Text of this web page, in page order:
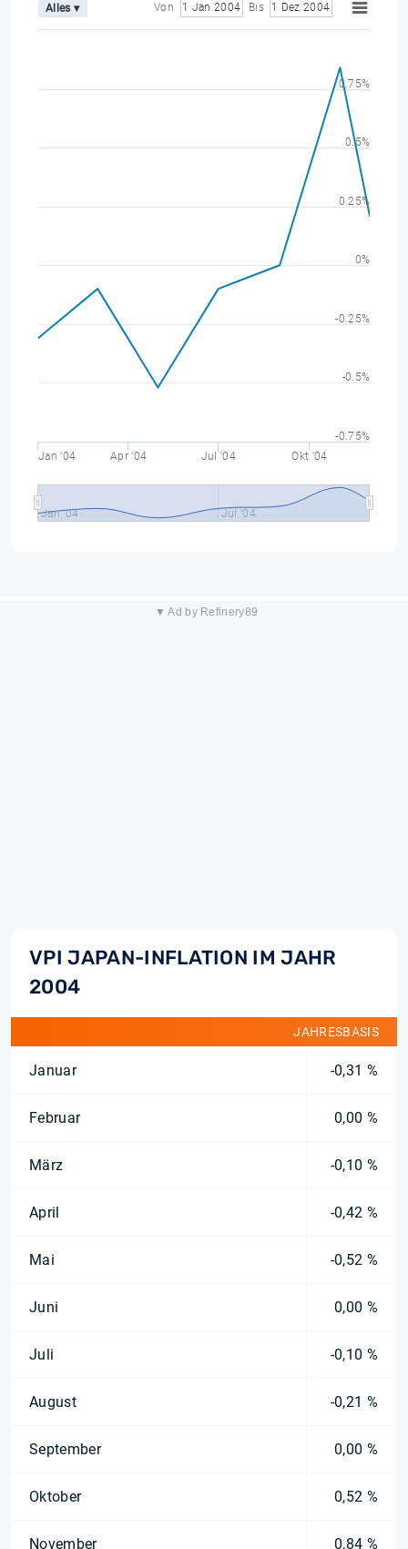
Alles ▾ Von 1 Jan 2004 Bis 1 Dez 2004
Jan '04 Apr '04 Jul '04 Okt '04
Jan '04 Jul '04
-0.75%
-0.5%
-0.25%
0%
0.25%
0.5%
0.75%
▼ Ad by Refinery89
VPI JAPAN-INFLATION IM JAHR
2004
JAHRESBASIS
Januar -0,31 %
Februar 0,00 %
März -0,10 %
April -0,42 %
Mai -0,52 %
Juni 0,00 %
Juli -0,10 %
August -0,21 %
September 0,00 %
Oktober 0,52 %
November 0,84 %